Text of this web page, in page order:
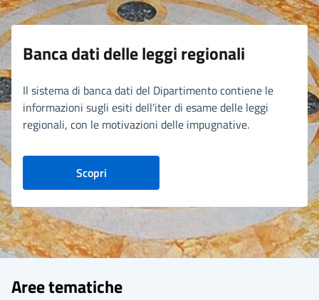
Banca dati delle leggi regionali
Il sistema di banca dati del Dipartimento contiene le
informazioni sugli esiti dell'iter di esame delle leggi
regionali, con le motivazioni delle impugnative.
Scopri
Aree tematiche